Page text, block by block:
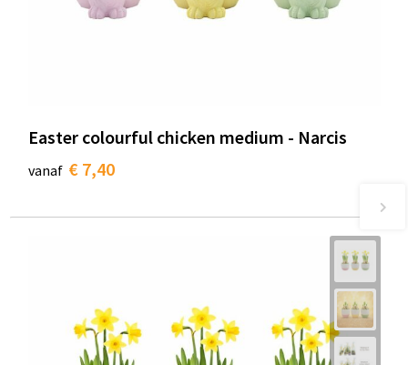
Easter colourful chicken medium - Narcis
vanaf € 7,40